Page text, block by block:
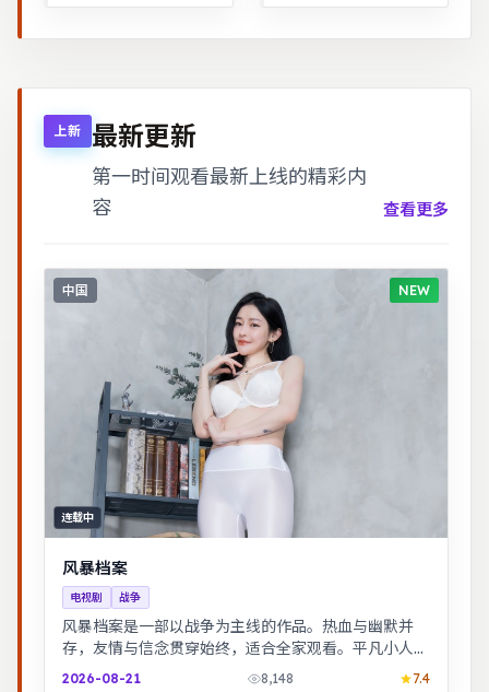
出人意料。跨时空叙
看。警匪对峙的心理
上新 最新更新
第一时间观看最新上线的精彩内
容
查看更多
中国 NEW
连载中
风暴档案
电视剧 战争
风暴档案是一部以战争为主线的作品。热血与幽默并
存，友情与信念贯穿始终，适合全家观看。平凡小人物
在时代浪潮里做出艰难抉择，最终与自我和解。
2026-08-21 8,148 7.4